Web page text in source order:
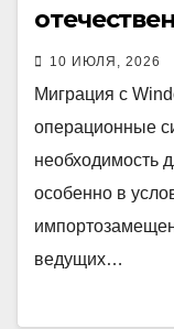
10 ИЮЛЯ, 2026
Миграция с
операционные
необходимость
особенно в
ведущих…